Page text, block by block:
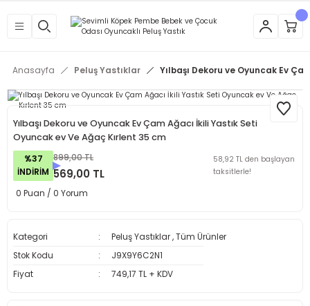
Anasayfa Peluş Yastıklar Yılbaşı Dekoru ve Oyuncak Ev
Yılbaşı Dekoru ve Oyuncak Ev Çam Ağacı İkili Yastık Seti
Oyuncak ev Ve Ağaç Kırlent 35 cm
%37
İNDİRİM
899,00 TL
569,00 TL
58,92 TL den başlayan
taksitlerle!
0 Puan / 0 Yorum
Kategori Peluş Yastıklar,Tüm Ürünler
Stok Kodu
J9X9Y6C2N1
Fiyat
749,17 TL + KDV